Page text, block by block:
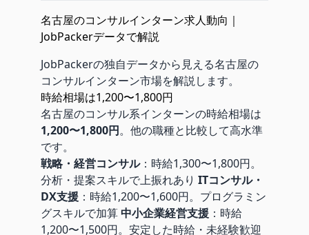
名古屋のコンサルインターン求人動向｜
JobPackerデータで解説
JobPackerの独自データから見える名古屋の
コンサルインターン市場を解説します。
時給相場は1,200〜1,800円
名古屋のコンサル系インターンの時給相場は
1,200〜1,800円。他の職種と比較して高水準
です。
戦略・経営コンサル：時給1,300〜1,800円。
分析・提案スキルで上振れあり ITコンサル・
DX支援 ：時給1,200〜1,600円。プログラミン
グスキルで加算中小企業経営支援 ：時給
1,200〜1,500円。安定した時給・未経験歓迎